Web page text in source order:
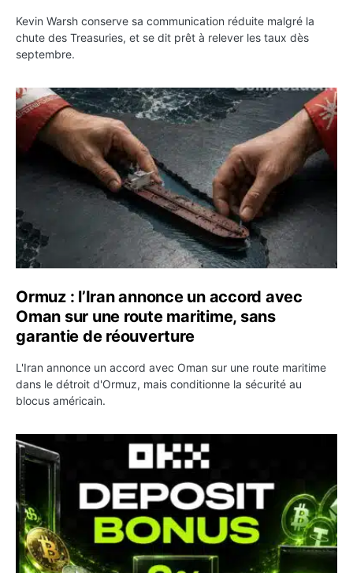
Kevin Warsh conserve sa communication réduite malgré la
chute des Treasuries, et se dit prêt à relever les taux dès
septembre.
Ormuz : l’Iran annonce un accord avec Oman sur une
Ormuz : l’Iran annonce un accord avec
Oman sur une route maritime, sans
garantie de réouverture
L'Iran annonce un accord avec Oman sur une route maritime
dans le détroit d'Ormuz, mais conditionne la sécurité au
blocus américain.
OKX relance une campagne Deposit Bonus : jusqu’à 5